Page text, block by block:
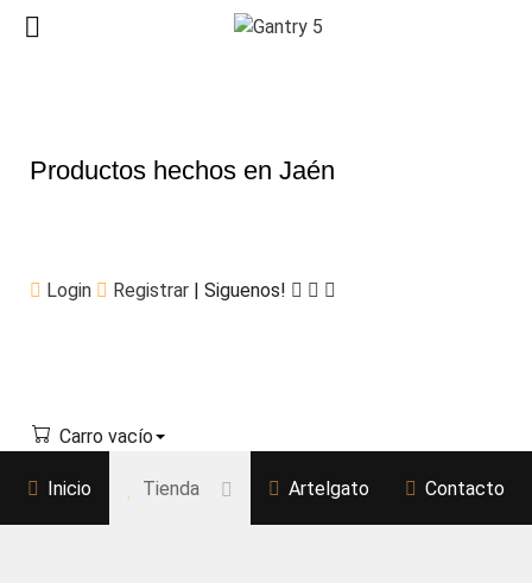
Productos hechos en Jaén
Login Registrar | Siguenos!
Carro vacío
Inicio Tienda Artelgato Contacto